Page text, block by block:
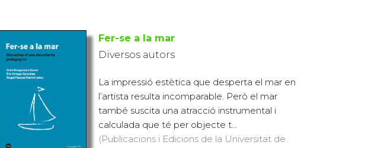
Fer-se a la mar
Diversos autors
La impressió estètica que desperta el mar en
l’artista resulta incomparable. Però el mar
també suscita una atracció instrumental i
calculada que té per objecte t...
(Publicacions i Edicions de la Universitat de